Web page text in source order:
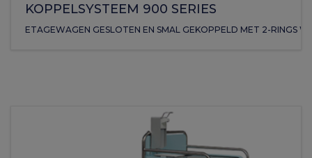
KOPPELSYSTEEM 900 SERIES
ETAGEWAGEN GESLOTEN EN SMAL GEKOPPELD MET 2-RINGS